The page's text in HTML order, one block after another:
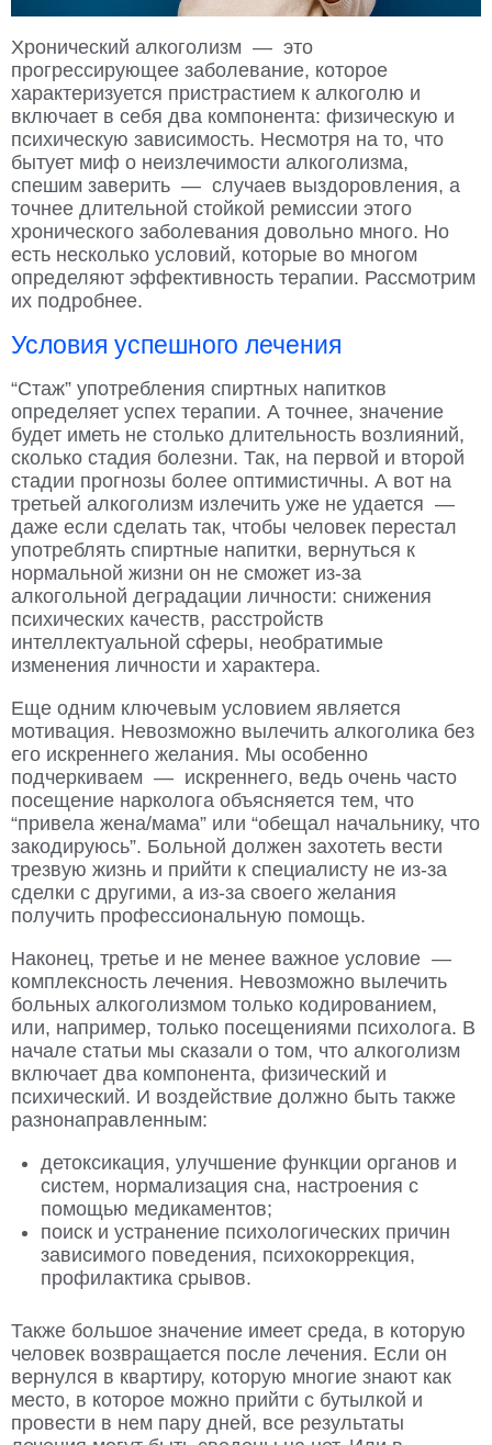
Хронический алкоголизм — это
прогрессирующее заболевание, которое
характеризуется пристрастием к алкоголю и
включает в себя два компонента: физическую и
психическую зависимость. Несмотря на то, что
бытует миф о неизлечимости алкоголизма,
спешим заверить — случаев выздоровления, а
точнее длительной стойкой ремиссии этого
хронического заболевания довольно много. Но
есть несколько условий, которые во многом
определяют эффективность терапии. Рассмотрим
их подробнее.
Условия успешного лечения
“Стаж” употребления спиртных напитков
определяет успех терапии. А точнее, значение
будет иметь не столько длительность возлияний,
сколько стадия болезни. Так, на первой и второй
стадии прогнозы более оптимистичны. А вот на
третьей алкоголизм излечить уже не удается —
даже если сделать так, чтобы человек перестал
употреблять спиртные напитки, вернуться к
нормальной жизни он не сможет из-за
алкогольной деградации личности: снижения
психических качеств, расстройств
интеллектуальной сферы, необратимые
изменения личности и характера.
Еще одним ключевым условием является
мотивация. Невозможно вылечить алкоголика без
его искреннего желания. Мы особенно
подчеркиваем — искреннего, ведь очень часто
посещение нарколога объясняется тем, что
“привела жена/мама” или “обещал начальнику, что
закодируюсь”. Больной должен захотеть вести
трезвую жизнь и прийти к специалисту не из-за
сделки с другими, а из-за своего желания
получить профессиональную помощь.
Наконец, третье и не менее важное условие —
комплексность лечения. Невозможно вылечить
больных алкоголизмом только кодированием,
или, например, только посещениями психолога. В
начале статьи мы сказали о том, что алкоголизм
включает два компонента, физический и
психический. И воздействие должно быть также
разнонаправленным:
детоксикация, улучшение функции органов и
систем, нормализация сна, настроения с
помощью медикаментов;
поиск и устранение психологических причин
зависимого поведения, психокоррекция,
профилактика срывов.
Также большое значение имеет среда, в которую
человек возвращается после лечения. Если он
вернулся в квартиру, которую многие знают как
место, в которое можно прийти с бутылкой и
провести в нем пару дней, все результаты